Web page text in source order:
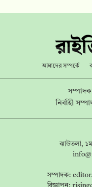
আমাদের সম্পর্কে
নির্বাহী
ঝাউতলা, ১ম
সম্পাদক:
বিজ্ঞাপন: